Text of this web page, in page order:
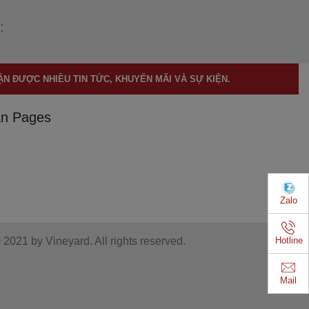
ĐƯỢC NHIỀU TIN TỨC, KHUYẾN MÃI VÀ SỰ KIỆN.
Pages
by Vineyard. All rights reserved.
Zalo
Hotline
Mail